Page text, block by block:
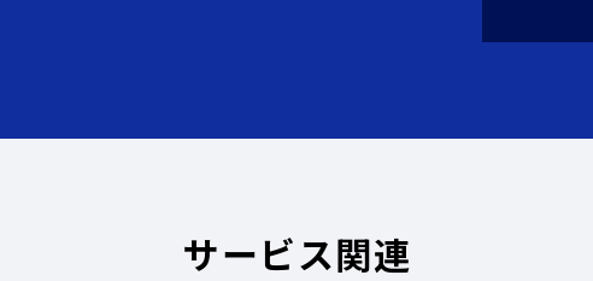
サービス関連